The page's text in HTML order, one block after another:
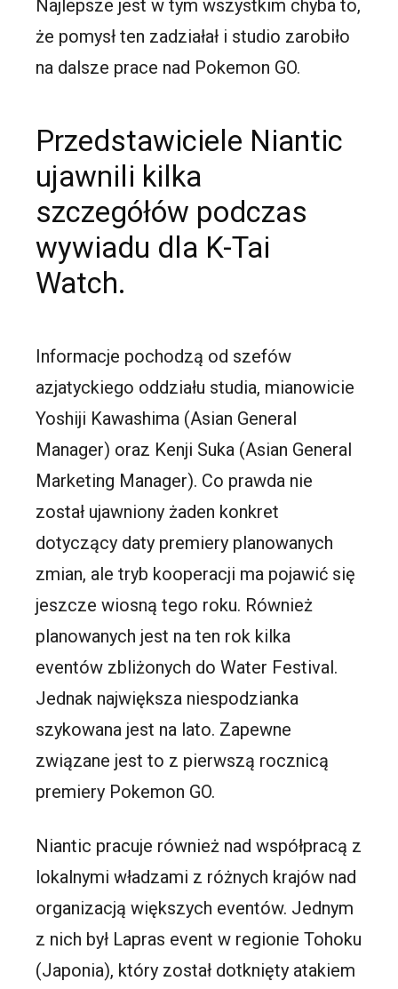
Najlepsze jest w tym wszystkim chyba to,
że pomysł ten zadziałał i studio zarobiło
na dalsze prace nad Pokemon GO.
Przedstawiciele Niantic
ujawnili kilka
szczegółów podczas
wywiadu dla K-Tai
Watch.
Informacje pochodzą od szefów
azjatyckiego oddziału studia, mianowicie
Yoshiji Kawashima (Asian General
Manager) oraz Kenji Suka (Asian General
Marketing Manager). Co prawda nie
został ujawniony żaden konkret
dotyczący daty premiery planowanych
zmian, ale tryb kooperacji ma pojawić się
jeszcze wiosną tego roku. Również
planowanych jest na ten rok kilka
eventów zbliżonych do Water Festival.
Jednak największa niespodzianka
szykowana jest na lato. Zapewne
związane jest to z pierwszą rocznicą
premiery Pokemon GO.
Niantic pracuje również nad współpracą z
lokalnymi władzami z różnych krajów nad
organizacją większych eventów. Jednym
z nich był Lapras event w regionie Tohoku
(Japonia), który został dotknięty atakiem